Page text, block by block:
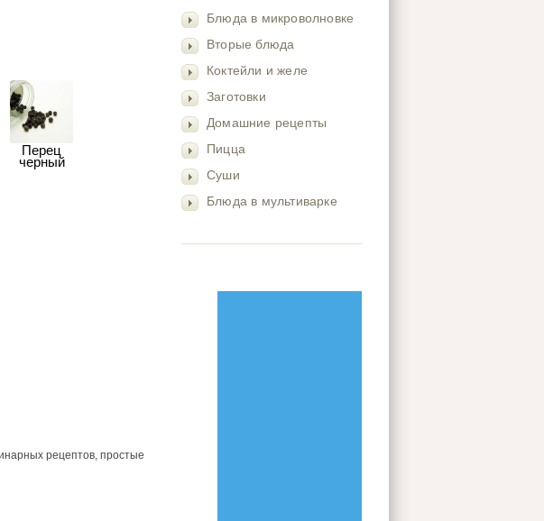
Блюда в микроволновке
Вторые блюда
Коктейли и желе
Заготовки
Домашние рецепты
Пицца
Суши
Блюда в мультиварке
Перец
черный
рецептов, простые